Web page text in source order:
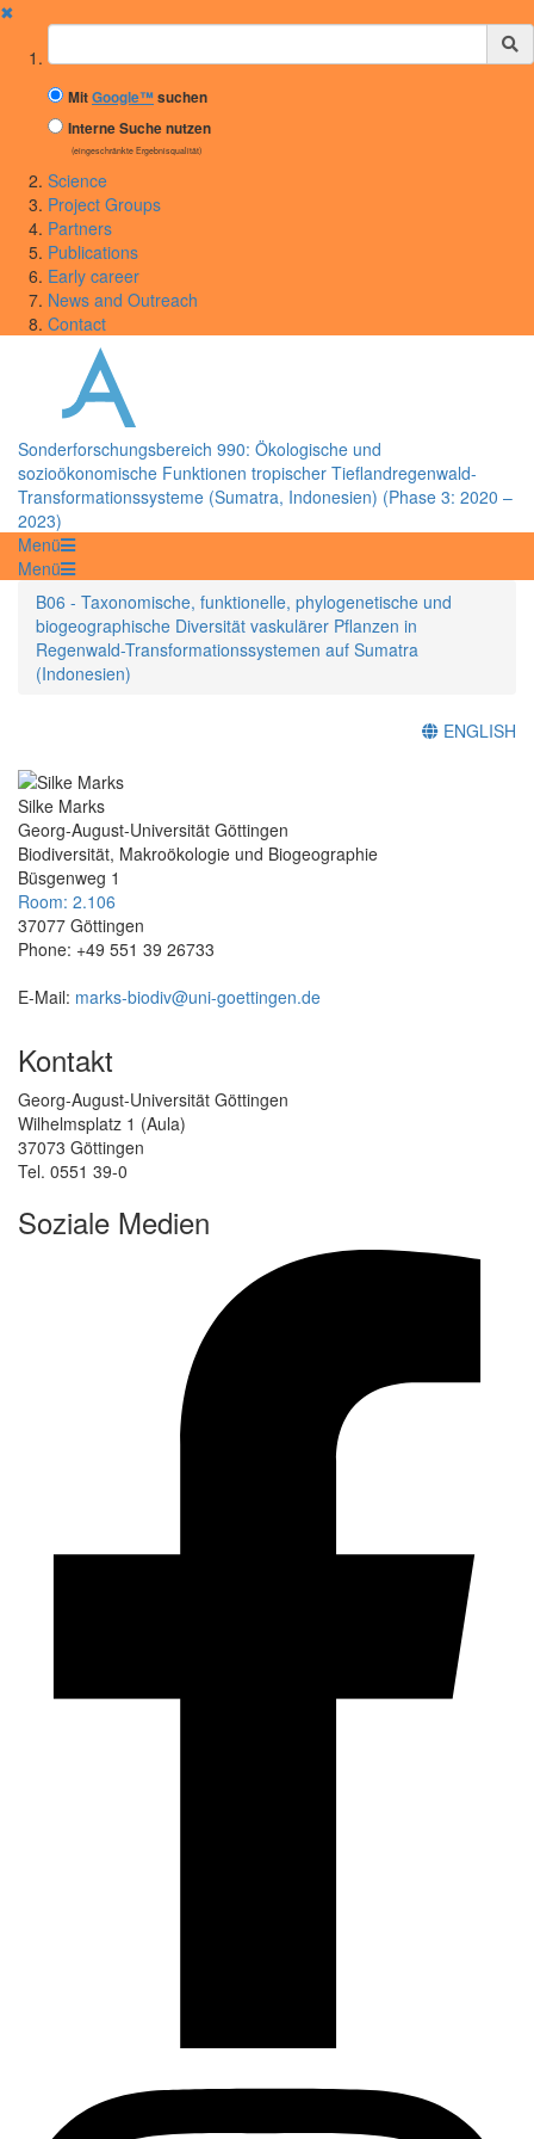
✖
Suchbegriff
MitGoogle™suchen
Interne Suche nutzen
(eingeschränkte Ergebnisqualität)
Science
Project Groups
Partners
Publications
Early career
News and Outreach
Contact
Sonderforschungsbereich 990: Ökologische und
sozioökonomische Funktionen tropischer Tieflandregenwald-
Transformationssysteme (Sumatra, Indonesien) (Phase 3: 2020 –
2023)
Menü
Menü
B06 - Taxonomische, funktionelle, phylogenetische und
biogeographische Diversität vaskulärer Pflanzen in
Regenwald-Transformationssystemen auf Sumatra
(Indonesien)
ENGLISH
Silke Marks
Georg-August-Universität Göttingen
Biodiversität, Makroökologie und Biogeographie
Büsgenweg 1
Room: 2.106
37077 Göttingen
Phone: +49 551 39 26733
E-Mail: marks-biodiv@uni-goettingen.de
Kontakt
Georg-August-Universität Göttingen
Wilhelmsplatz 1 (Aula)
37073 Göttingen
Tel. 0551 39-0
Soziale Medien